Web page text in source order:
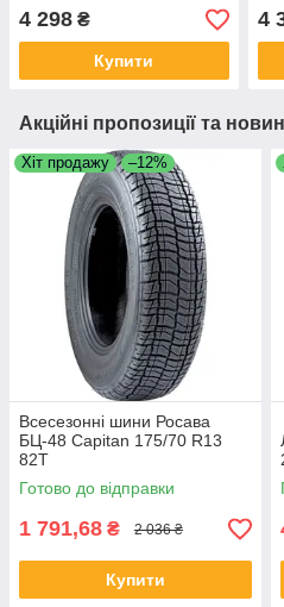
4 298 ₴
Купити
4
Акційні пропозиції та
Хіт продажу –12%
Всесезонні шини Росава
БЦ-48 Capitan 175/70 R13
82T
Готово до відправки
1 791,68 ₴ 2 036 ₴
Купити